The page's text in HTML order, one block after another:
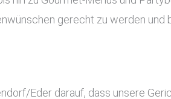
gerecht zu werden
Eder darauf, dass unsere